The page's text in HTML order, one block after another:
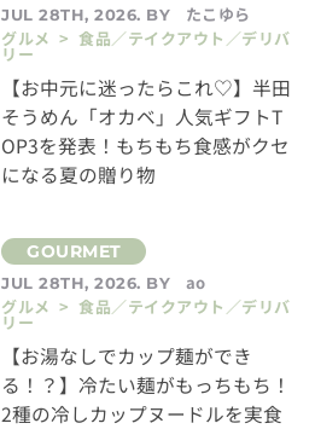
JUL 28TH, 2026. BY
たこゆら
グルメ > 食品／テイクアウト／デリバ
リー
【お中元に迷ったらこれ♡】半田
そうめん「オカベ」人気ギフトT
OP3を発表！もちもち食感がクセ
になる夏の贈り物
JUL 28TH, 2026. BY
ao
グルメ > 食品／テイクアウト／デリバ
リー
【お湯なしでカップ麺ができ
る！？】冷たい麺がもっちもち！
2種の冷しカップヌードルを実食